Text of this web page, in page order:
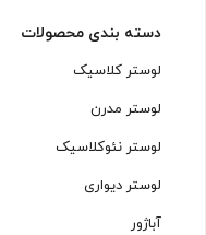
دسته بندی محصولات
لوستر کلاسیک
لوستر مدرن
لوستر نئوکلاسیک
لوستر دیواری
آباژور